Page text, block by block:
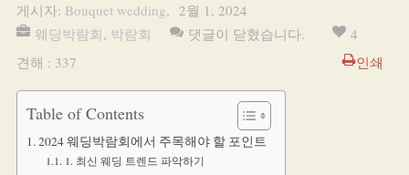
게시자: Bouquet wedding, 2월 1, 2024
웨딩박람회, 박람회 댓글이 닫혔습니다.
4
견해 : 337
인쇄
Table of Contents
2024 웨딩박람회에서 주목해야 할 포인트
1. 최신 웨딩 트렌드 파악하기